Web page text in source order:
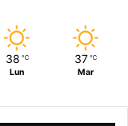
38 ℃
Lun
37 ℃
Mar